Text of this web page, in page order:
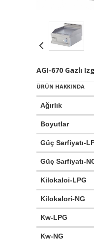
AGI-670 Gazlı
ÜRÜN HAKKINDA
Ağırlık
Boyutlar
Güç Sarfiyatı-
Güç Sarfiyatı-
Kilokaloi-LPG
Kilokalori-NG
Kw-LPG
Kw-NG